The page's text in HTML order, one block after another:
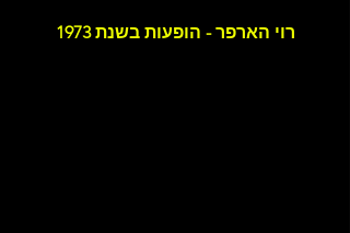
רוי הארפר - הופעות בשנת 1973